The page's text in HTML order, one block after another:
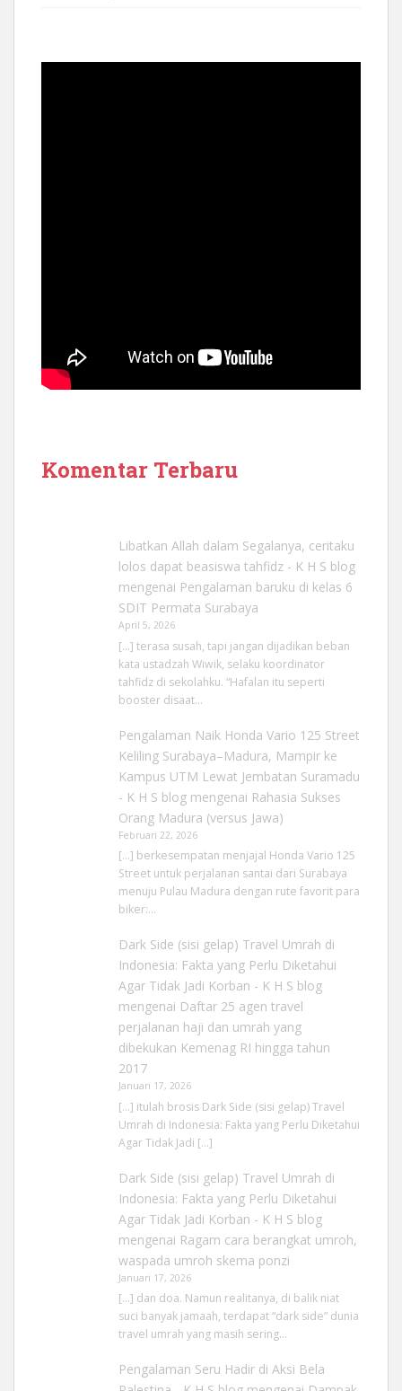
Komentar Terbaru
Libatkan Allah dalam Segalanya, ceritaku
lolos dapat beasiswa tahfidz - K H S blog
mengenai Pengalaman baruku di kelas 6
SDIT Permata Surabaya
April 5, 2026
[…] terasa susah, tapi jangan dijadikan beban
kata ustadzah Wiwik, selaku koordinator
tahfidz di sekolahku. “Hafalan itu seperti
booster disaat…
Pengalaman Naik Honda Vario 125 Street
Keliling Surabaya–Madura, Mampir ke
Kampus UTM Lewat Jembatan Suramadu
- K H S blogmengenai Rahasia Sukses
Orang Madura (versus Jawa)
Februari 22, 2026
[…] berkesempatan menjajal Honda Vario 125
Street untuk perjalanan santai dari Surabaya
menuju Pulau Madura dengan rute favorit para
biker:…
Dark Side (sisi gelap) Travel Umrah di
Indonesia: Fakta yang Perlu Diketahui
Agar Tidak Jadi Korban - K H S blog
mengenai Daftar 25 agen travel
perjalanan haji dan umrah yang
dibekukan Kemenag RI hingga tahun
2017
Januari 17, 2026
[…] itulah brosis Dark Side (sisi gelap) Travel
Umrah di Indonesia: Fakta yang Perlu Diketahui
Agar Tidak Jadi […]
Dark Side (sisi gelap) Travel Umrah di
Indonesia: Fakta yang Perlu Diketahui
Agar Tidak Jadi Korban - K H S blog
mengenai Ragam cara berangkat umroh,
waspada umroh skema ponzi
Januari 17, 2026
[…] dan doa. Namun realitanya, di balik niat
suci banyak jamaah, terdapat “dark side” dunia
travel umrah yang masih sering…
Pengalaman Seru Hadir di Aksi Bela